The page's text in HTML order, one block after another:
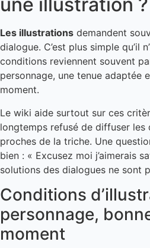
une illustration ?
Les illustrations demandent
dialogue. C’est plus simple qu’il
conditions reviennent souvent
personnage, une tenue adaptée
moment.
Le wiki aide surtout sur ces
longtemps refusé de diffuser les
proches de la triche. Une
bien : « Excusez moi j’aimerais
solutions des dialogues ne sont
Conditions
personnage,
moment